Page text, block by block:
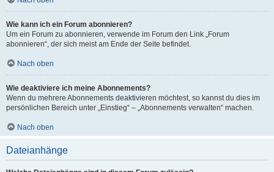
Wie kann ich ein Forum abonnieren?
Um ein Forum zu abonnieren, verwende im Forum den Link „Forum
abonnieren“, der sich meist am Ende der Seite befindet.
Nach oben
Wie deaktiviere ich meine Abonnements?
Wenn du mehrere Abonnements deaktivieren möchtest, so kannst du dies im
persönlichen Bereich unter „Einstieg“ – „Abonnements verwalten“ machen.
Nach oben
Dateianhänge